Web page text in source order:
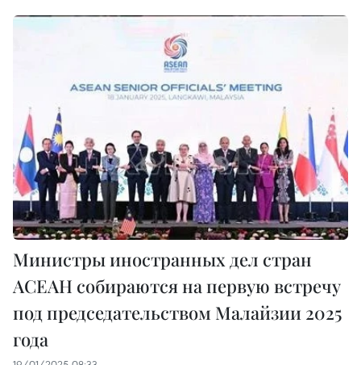
Министры иностранных дел стран
АСЕАН собираются на первую встречу
под председательством Малайзии 2025
года